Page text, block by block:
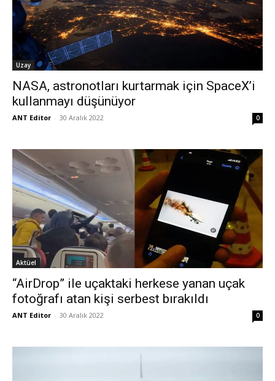
Uzay
NASA, astronotları kurtarmak için SpaceX’i
kullanmayı düşünüyor
ANT Editor - 30 Aralık 2022 0
Aktüel
“AirDrop” ile uçaktaki herkese yanan uçak
fotoğrafı atan kişi serbest bırakıldı
ANT Editor - 30 Aralık 2022 0